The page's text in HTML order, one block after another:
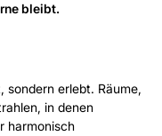
bleibt.
sondern erlebt. Räume,
in denen
harmonisch